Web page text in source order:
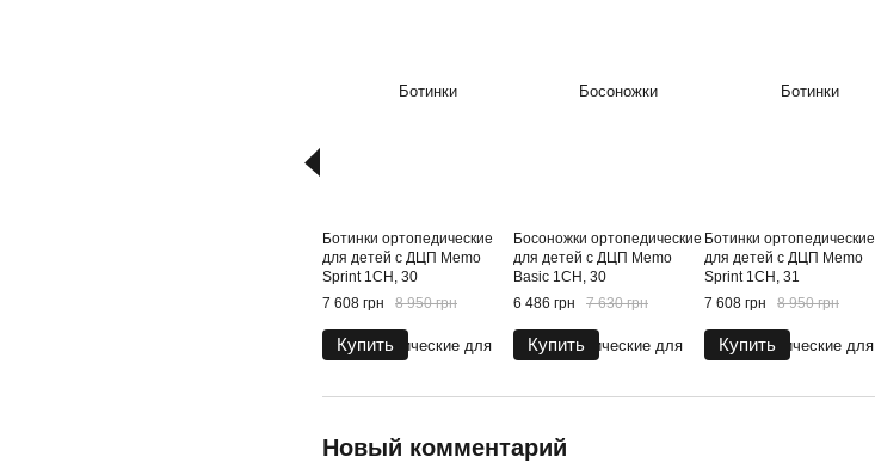
Ботинки ортопедические
для детей с ДЦП Memo
Sprint 1CH, 30
7 608 грн
8 950 грн
Купить
Босоножки ортопедические
для детей с ДЦП Memo
Basic 1CH, 30
6 486 грн
7 630 грн
Купить
Ботинки ортопедические
для детей с ДЦП Memo
Sprint 1CH, 31
7 608 грн
8 950 грн
Купить
Новый комментарий